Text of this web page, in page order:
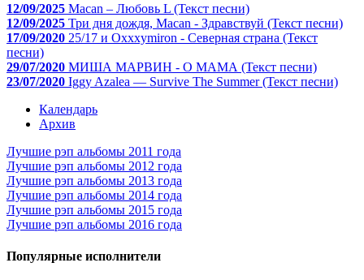
12/09/2025 Macan – Любовь L (Текст песни)
12/09/2025 Три дня дождя, Macan - Здравствуй (Текст песни)
17/09/2020 25/17 и Oxxxymiron - Северная страна (Текст
песни)
29/07/2020 МИША МАРВИН - О МАМА (Текст песни)
23/07/2020 Iggy Azalea — Survive The Summer (Текст песни)
Календарь
Архив
Лучшие рэп альбомы 2011 года
Лучшие рэп альбомы 2012 года
Лучшие рэп альбомы 2013 года
Лучшие рэп альбомы 2014 года
Лучшие рэп альбомы 2015 года
Лучшие рэп альбомы 2016 года
Популярные исполнители